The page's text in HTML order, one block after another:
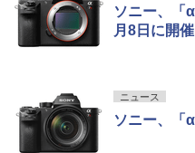
ソニー、「
月8日に開催
ニュース
ソニー、「